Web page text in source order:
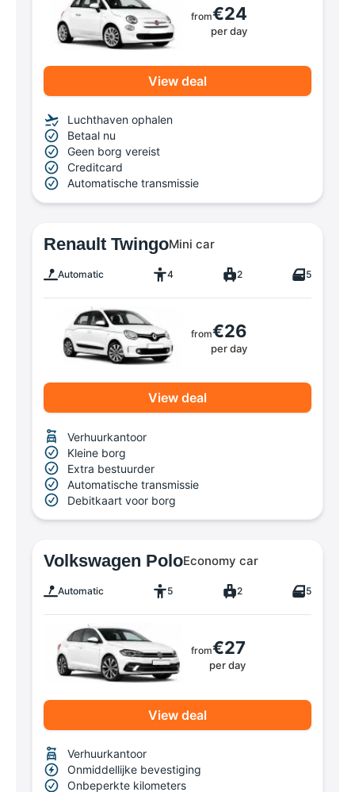
from€24
per day
View deal
Luchthaven ophalen
Betaal nu
Geen borg vereist
Creditcard
Automatische transmissie
Renault TwingoMini car
Automatic 4 2 5
from€26
per day
View deal
Verhuurkantoor
Kleine borg
Extra bestuurder
Automatische transmissie
Debitkaart voor borg
Volkswagen PoloEconomy car
Automatic 5 2 5
from€27
per day
View deal
Verhuurkantoor
Onmiddellijke bevestiging
Onbeperkte kilometers